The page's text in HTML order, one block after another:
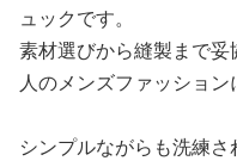
ュックです。
素材選びから縫製まで
人のメンズファッション
シンプルながらも洗練